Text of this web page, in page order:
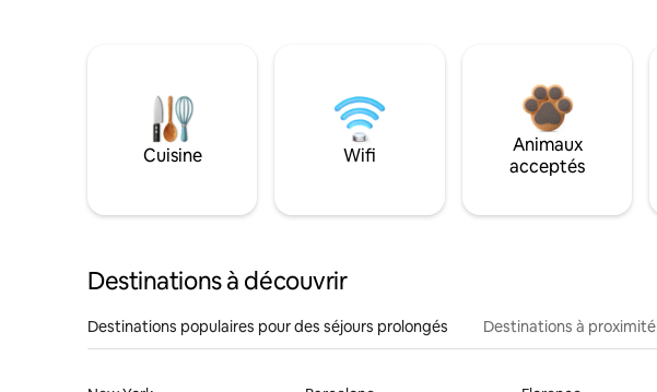
Cuisine Wifi
Animaux
acceptés
Destinations à découvrir
Destinations populaires pour des séjours prolongés Destinations à proximité